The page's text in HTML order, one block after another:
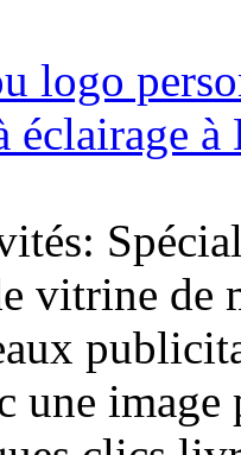
logo
éclairage
vitrine de
une